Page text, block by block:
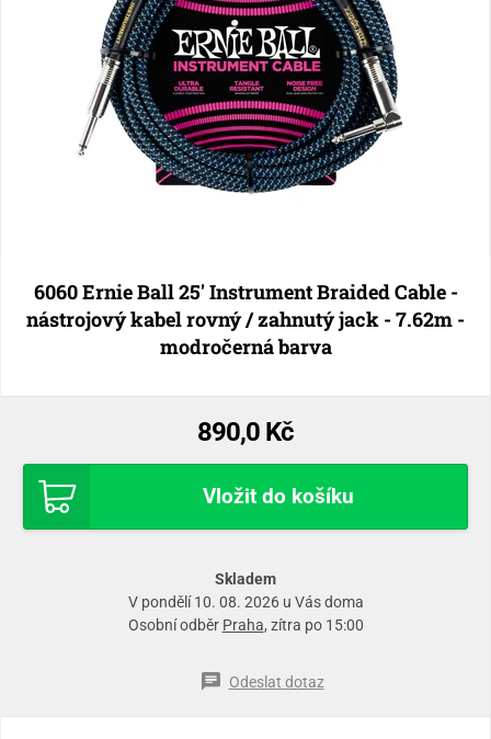
6060 Ernie Ball 25' Instrument Braided Cable -
nástrojový kabel rovný / zahnutý jack - 7.62m -
modročerná barva
890,0 Kč
Vložit do košíku
Skladem
V pondělí 10. 08. 2026 u Vás doma
Osobní odběr Praha, zítra po 15:00
Odeslat dotaz